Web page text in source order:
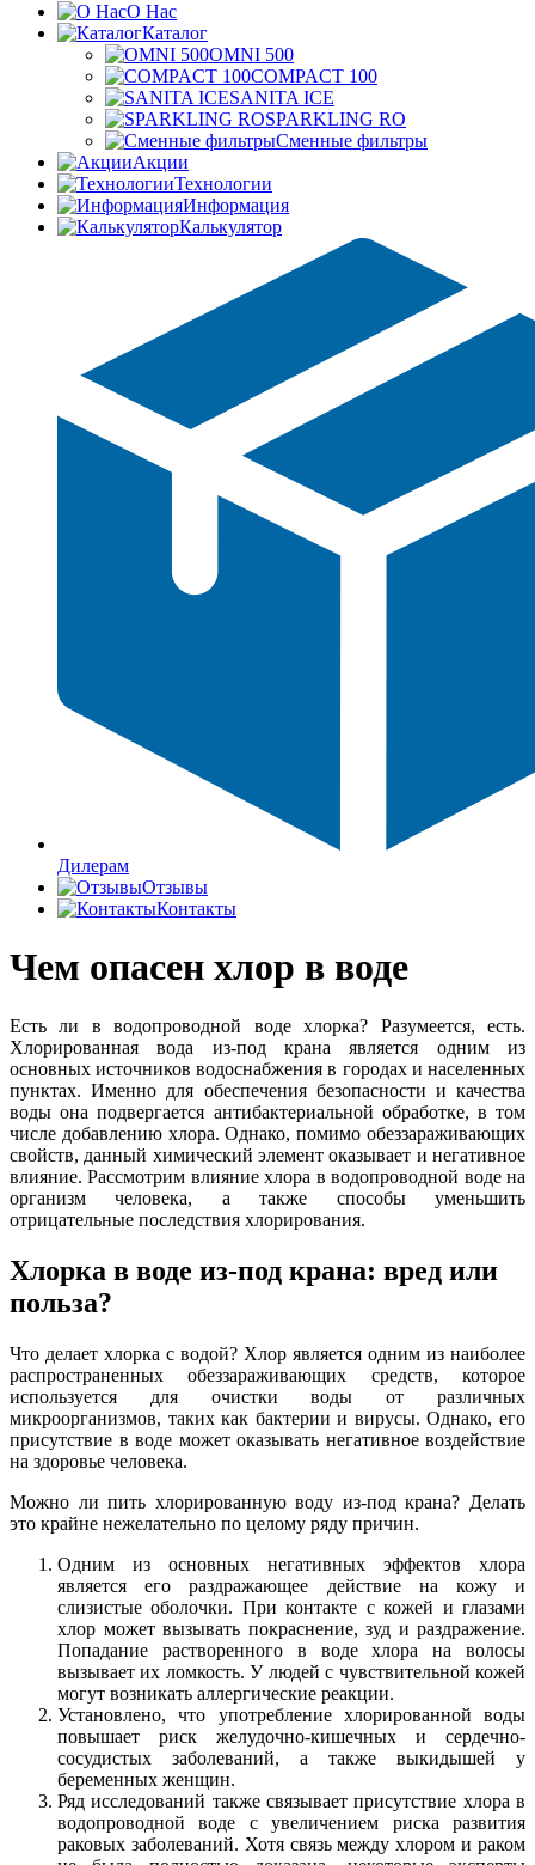
О Нас
Каталог
OMNI 500
COMPACT 100
SANITA ICE
SPARKLING RO
Сменные фильтры
Акции
Технологии
Информация
Калькулятор
Дилерам
Отзывы
Контакты
Чем опасен хлор в воде
Есть ли в водопроводной воде хлорка? Разумеется, есть.
Хлорированная вода из-под крана является одним из
основных источников водоснабжения в городах и населенных
пунктах. Именно для обеспечения безопасности и качества
воды она подвергается антибактериальной обработке, в том
числе добавлению хлора. Однако, помимо обеззараживающих
свойств, данный химический элемент оказывает и негативное
влияние. Рассмотрим влияние хлора в водопроводной воде на
организм человека, а также способы уменьшить
отрицательные последствия хлорирования.
Хлорка в воде из-под крана: вред или
польза?
Что делает хлорка с водой? Хлор является одним из наиболее
распространенных обеззараживающих средств, которое
используется для очистки воды от различных
микроорганизмов, таких как бактерии и вирусы. Однако, его
присутствие в воде может оказывать негативное воздействие
на здоровье человека.
Можно ли пить хлорированную воду из-под крана? Делать
это крайне нежелательно по целому ряду причин.
Одним из основных негативных эффектов хлора
является его раздражающее действие на кожу и
слизистые оболочки. При контакте с кожей и глазами
хлор может вызывать покраснение, зуд и раздражение.
Попадание растворенного в воде хлора на волосы
вызывает их ломкость. У людей с чувствительной кожей
могут возникать аллергические реакции.
Установлено, что употребление хлорированной воды
повышает риск желудочно-кишечных и сердечно-
сосудистых заболеваний, а также выкидышей у
беременных женщин.
Ряд исследований также связывает присутствие хлора в
водопроводной воде с увеличением риска развития
раковых заболеваний. Хотя связь между хлором и раком